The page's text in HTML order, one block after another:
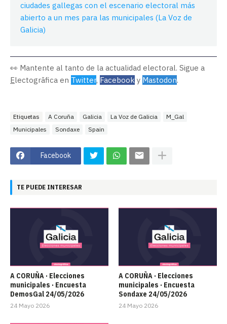
ciudades gallegas con el escenario electoral más
abierto a un mes para las municipales (La Voz de
Galicia)
👀 Mantente al tanto de la actualidad electoral. Sigue a
Electogrāfica en Twitter, Facebook y Mastodon.
Etiquetas A Coruña Galicia La Voz de Galicia
M_Gal
Municipales
Sondaxe Spain
Facebook
TE PUEDE INTERESAR
A CORUÑA · Elecciones
municipales · Encuesta
DemosGal 24/05/2026
24 Mayo 2026
A CORUÑA · Elecciones
municipales · Encuesta
Sondaxe 24/05/2026
24 Mayo 2026